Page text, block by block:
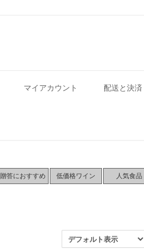
マイアカウント 配送と決済
贈答におすすめ 低価格ワイン 人気食品